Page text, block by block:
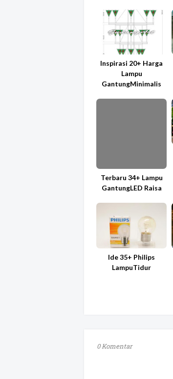
Inspirasi 20+ Harga
Lampu
GantungMinimalis
Terbaru 34+ Lampu
GantungLED Raisa
Ide 35+ Philips
LampuTidur
0 Komentar